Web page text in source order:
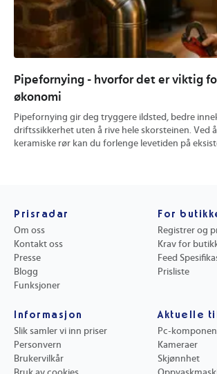
Pipefornying - hvorfor det er viktig
økonomi
Pipefornying gir deg tryggere ildsted, bedre
driftssikkerhet uten å rive hele skorsteinen. Ved
keramiske rør kan du forlenge levetiden på
Prisradar
Om oss
Kontakt oss
Presse
Blogg
Funksjoner
For
Registrer og
Krav for
Feed
Prisliste
Informasjon
Slik samler vi inn priser
Personvern
Brukervilkår
Aktuelle
Pc-
Kameraer
Skjønnhet